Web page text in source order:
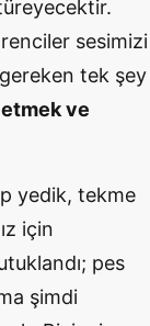
sesimizi
gereken tek şey
ve
yedik, tekme
için
pes
şimdi